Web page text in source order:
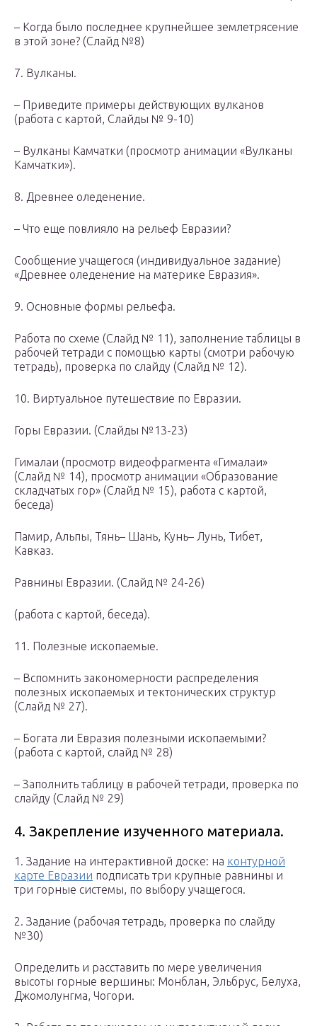
– Когда было последнее крупнейшее землетрясение
в этой зоне? (Слайд №8)
7. Вулканы.
– Приведите примеры действующих вулканов
(работа с картой, Слайды № 9-10)
– Вулканы Камчатки (просмотр анимации «Вулканы
Камчатки»).
8. Древнее оледенение.
– Что еще повлияло на рельеф Евразии?
Сообщение учащегося (индивидуальное задание)
«Древнее оледенение на материке Евразия».
9. Основные формы рельефа.
Работа по схеме (Слайд № 11), заполнение таблицы в
рабочей тетради с помощью карты (смотри рабочую
тетрадь), проверка по слайду (Слайд № 12).
10. Виртуальное путешествие по Евразии.
Горы Евразии. (Слайды №13-23)
Гималаи (просмотр видеофрагмента «Гималаи»
(Слайд № 14), просмотр анимации «Образование
складчатых гор» (Слайд № 15), работа с картой,
беседа)
Памир, Альпы, Тянь– Шань, Кунь– Лунь, Тибет,
Кавказ.
Равнины Евразии. (Слайд № 24-26)
(работа с картой, беседа).
11. Полезные ископаемые.
– Вспомнить закономерности распределения
полезных ископаемых и тектонических структур
(Слайд № 27).
– Богата ли Евразия полезными ископаемыми?
(работа с картой, слайд № 28)
– Заполнить таблицу в рабочей тетради, проверка по
слайду (Слайд № 29)
4. Закрепление изученного материала.
1. Задание на интерактивной доске: на контурной
карте Евразии подписать три крупные равнины и
три горные системы, по выбору учащегося.
2. Задание (рабочая тетрадь, проверка по слайду
№30)
Определить и расставить по мере увеличения
высоты горные вершины: Монблан, Эльбрус, Белуха,
Джомолунгма, Чогори.